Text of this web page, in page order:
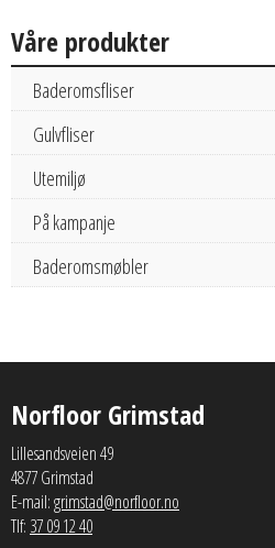
Våre produkter
Baderomsfliser
Gulvfliser
Utemiljø
På kampanje
Baderomsmøbler
Norfloor Grimstad
Lillesandsveien 49
4877 Grimstad
E-mail:grimstad@norfloor.no
Tlf: 37 09 12 40